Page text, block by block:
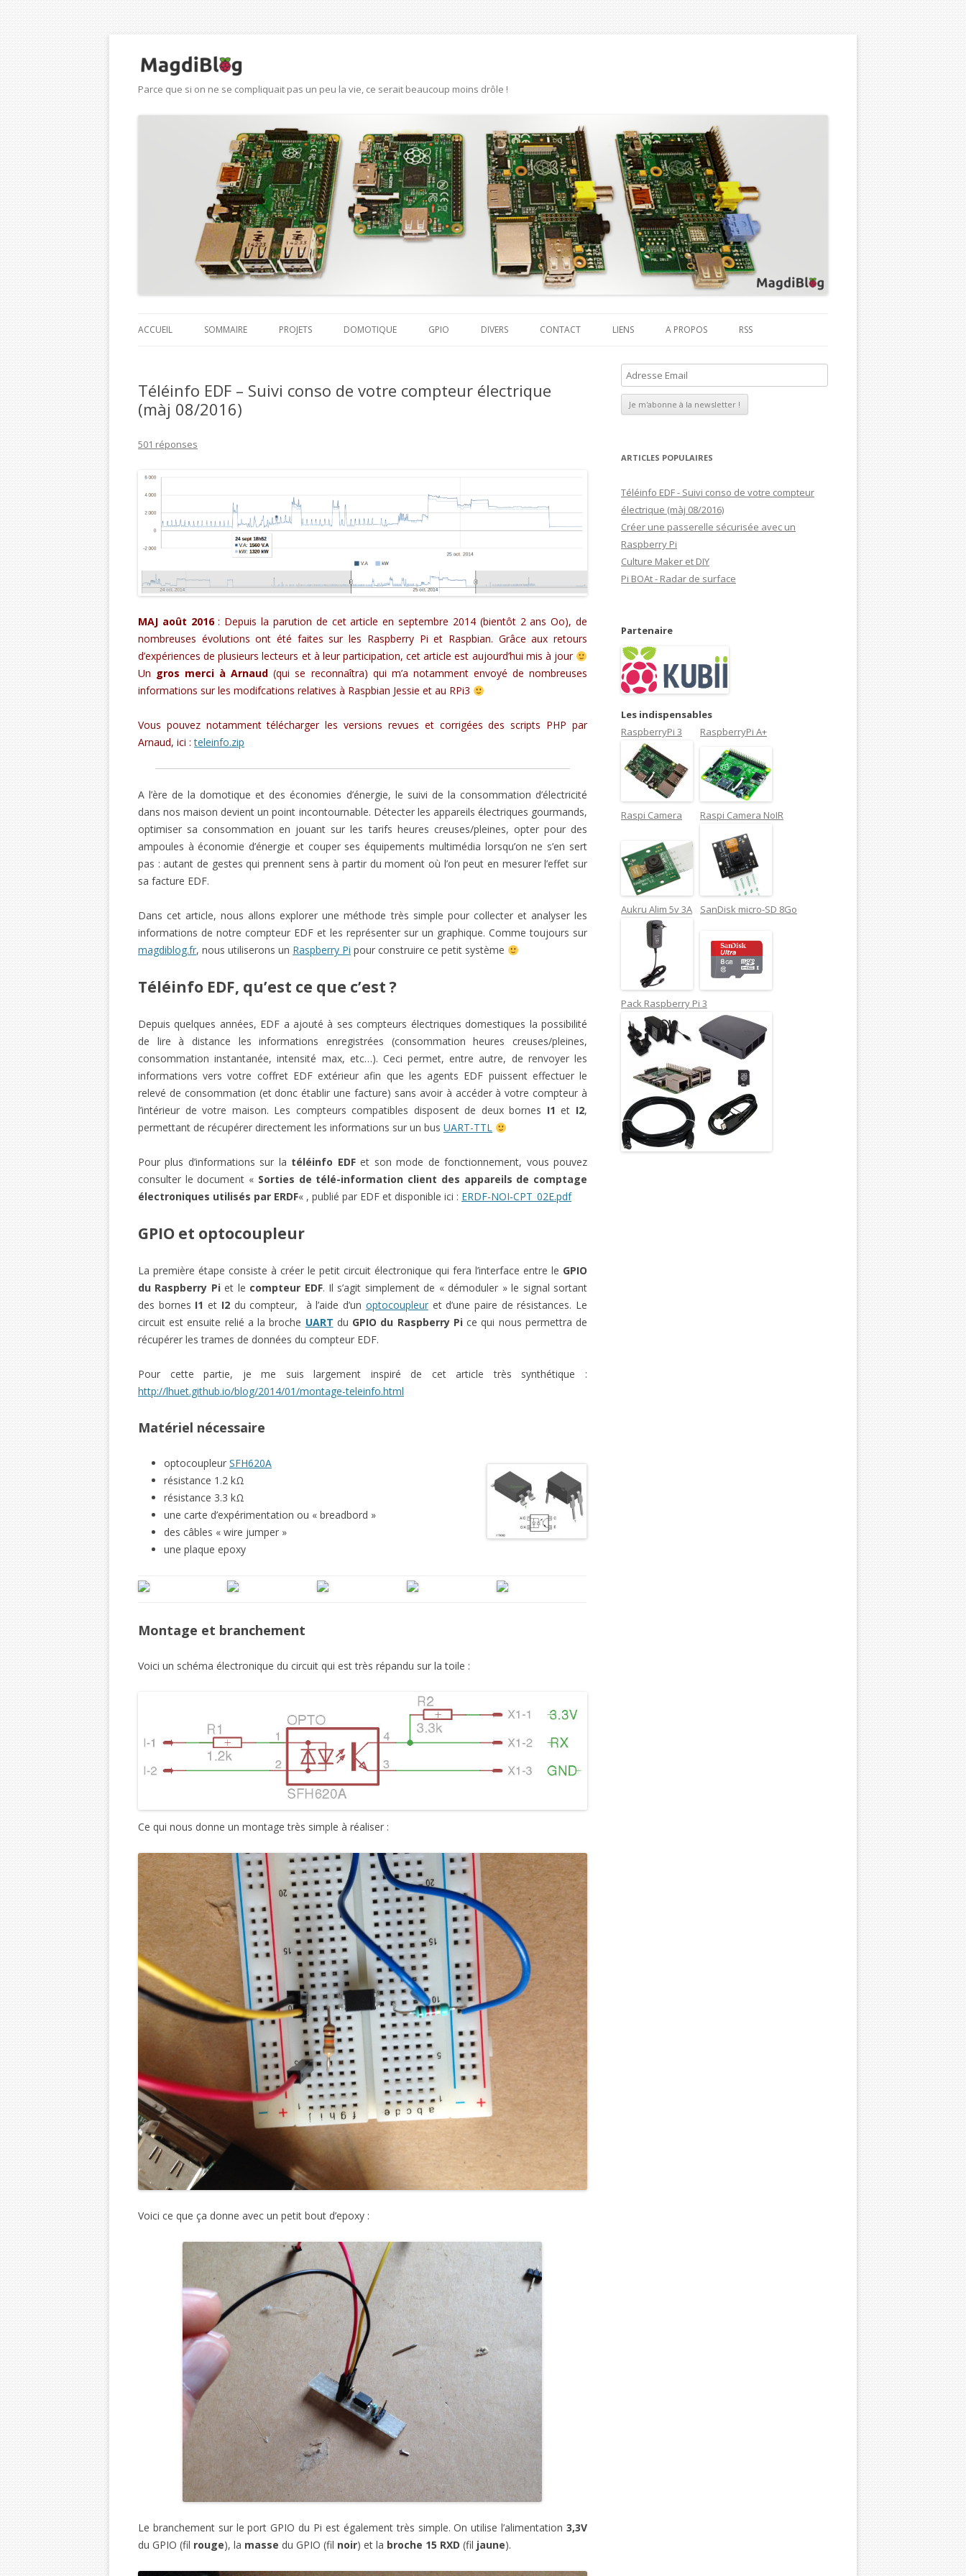
Parce que si on ne se compliquait pas un peu la vie, ce serait beaucoup moins drôle !
au
ACCUEIL SOMMAIRE PROJETS
PI CAR JUKEBOX
DOMOTIQUE GPIO DIVERS CONTACT LIENS A PROPOS
MON CV
RSS
Téléinfo EDF – Suivi conso de votre compteur électrique
(màj 08/2016)
501 réponses
MAJ août 2016: Depuis la parution de cet article en septembre 2014 (bientôt 2 ans Oo), de
nombreuses évolutions ont été faites sur les Raspberry Pi et Raspbian. Grâce aux retours
d’expériences de plusieurs lecteurs et à leur participation, cet article est aujourd’hui mis à jour
Un gros merci à Arnaud (qui se reconnaîtra) qui m’a notamment envoyé de nombreuses
informations sur les modifcations relatives à Raspbian Jessie et au RPi3
Vous pouvez notamment télécharger les versions revues et corrigées des scripts PHP par
Arnaud, ici :teleinfo.zip
A l’ère de la domotique et des économies d’énergie, le suivi de la consommation d’électricité
dans nos maison devient un point incontournable. Détecter les appareils électriques gourmands,
optimiser sa consommation en jouant sur les tarifs heures creuses/pleines, opter pour des
ampoules à économie d’énergie et couper ses équipements multimédia lorsqu’on ne s’en sert
pas : autant de gestes qui prennent sens à partir du moment où l’on peut en mesurer l’effet sur
sa facture EDF.
Dans cet article, nous allons explorer une méthode très simple pour collecter et analyser les
informations de notre compteur EDF et les représenter sur un graphique. Comme toujours sur
magdiblog.fr, nous utiliserons un Raspberry Pi pour construire ce petit système
Téléinfo EDF, qu’est ce que c’est ?
Depuis quelques années, EDF a ajouté à ses compteurs électriques domestiques la possibilité
de lire à distance les informations enregistrées (consommation heures creuses/pleines,
consommation instantanée, intensité max, etc…). Ceci permet, entre autre, de renvoyer les
informations vers votre coffret EDF extérieur afin que les agents EDF puissent effectuer le
relevé de consommation (et donc établir une facture) sans avoir à accéder à votre compteur à
l’intérieur de votre maison. Les compteurs compatibles disposent de deux bornes I1 et I2,
permettant de récupérer directement les informations sur un bus UART-TTL
Pour plus d’informations sur la téléinfo EDFet son mode de fonctionnement, vous pouvez
consulter le document « Sorties de télé-information client des appareils de comptage
électroniques utilisés par ERDF« , publié par EDF et disponible ici : ERDF-NOI-CPT_02E.pdf
GPIO et optocoupleur
La première étape consiste à créer le petit circuit électronique qui fera l’interface entre le GPIO
du Raspberry Piet le compteur EDF. Il s’agit simplement de « démoduler » le signal sortant
des bornes I1 et I2 du compteur, à l’aide d’un optocoupleuret d’une paire de résistances. Le
circuit est ensuite relié a la broche UART du GPIO du Raspberry Pice qui nous permettra de
récupérer les trames de données du compteur EDF.
Pour cette partie, je me suis largement inspiré de cet article très synthétique :
http://lhuet.github.io/blog/2014/01/montage-teleinfo.html
Matériel nécessaire
optocoupleur SFH620A
résistance 1.2 kΩ
résistance 3.3 kΩ
une carte d’expérimentation ou « breadbord »
des câbles « wire jumper »
une plaque epoxy
Montage et branchement
Voici un schéma électronique du circuit qui est très répandu sur la toile :
Ce qui nous donne un montage très simple à réaliser :
Voici ce que ça donne avec un petit bout d’epoxy :
Le branchement sur le port GPIO du Pi est également très simple. On utilise l’alimentation 3,3V
du GPIO (fil rouge), la masse du GPIO (fil noir) et la broche 15 RXD (fil jaune).
d
s
E
m
a
i
l
ARTICLES POPULAIRES
Téléinfo EDF - Suivi conso de votre compteur
électrique (màj 08/2016)
Créer une passerelle sécurisée avec un
Raspberry Pi
Culture Maker et DIY
Pi BOAt - Radar de surface
Partenaire
Les indispensables
RaspberryPi 3
RaspberryPi A+
Raspi Camera Raspi Camera NoIR
Aukru Alim 5v 3A SanDisk micro-SD 8Go
Pack Raspberry Pi 3